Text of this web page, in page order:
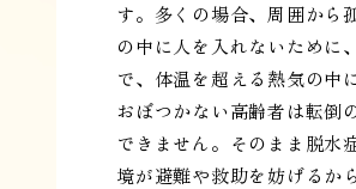
す。多くの場合、周囲から
の中に人を入れないために
で、体温を超える熱気の中
おぼつかない高齢者は転倒
できません。そのまま脱水
境が避難や救助を妨げるか